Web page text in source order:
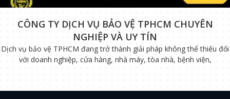
CÔNG TY DỊCH VỤ BẢO VỆ TPHCM CHUYÊN
NGHIỆP VÀ UY TÍN
Dịch vụ bảo vệ TPHCM đang trở thành giải pháp không thể thiếu đối
với doanh nghiệp, cửa hàng, nhà máy, tòa nhà, bệnh viện,